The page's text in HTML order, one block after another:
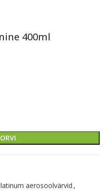
400ml
aerosoolvärvid ,